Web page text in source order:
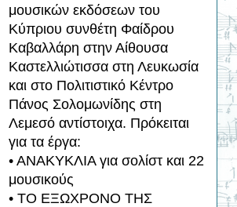
μουσικών εκδόσεων του
Κύπριου συνθέτη Φαίδρου
Καβαλλάρη στην Αίθουσα
Καστελλιώτισσα στη Λευκωσία
και στο Πολιτιστικό Κέντρο
Πάνος Σολομωνίδης στη
Λεμεσό αντίστοιχα. Πρόκειται
για τα έργα:
• ΑΝΑΚΥΚΛΙΑ για σολίστ και 22
μουσικούς
• ΤΟ ΕΞΩΧΡΟΝΟ ΤΗΣ